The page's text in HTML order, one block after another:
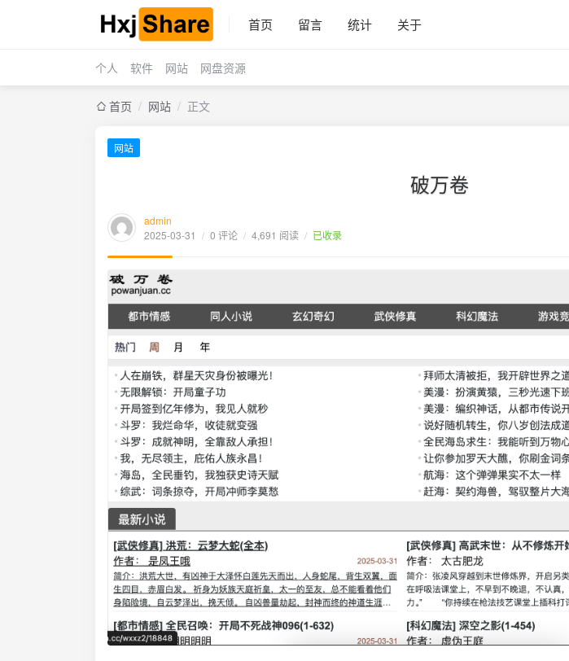
首页 留言 统计 关于
个人 软件 网站 网盘资源
首页 / 网站 / 正文
网站
破万卷
admin
2025-03-31 / 0 评论 / 4,691 阅读 / 已收录